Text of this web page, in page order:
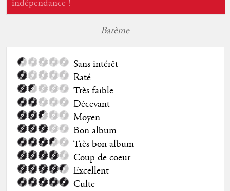
indépendance !
Barème
Sans intérêt
Raté
Très faible
Décevant
Moyen
Bon album
Très bon album
Coup de coeur
Excellent
Culte